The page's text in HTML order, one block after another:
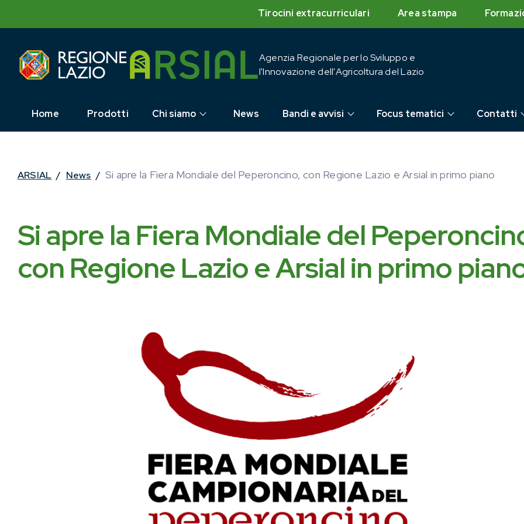
Tirocini extracurriculari Area stampa
Agenzia Regionale per lo Sviluppo e
l'Innovazione dell'Agricoltura del Lazio
Home Prodotti Chi siamo News Bandi e avvisi Focus tematici Contatti
ARSIAL / News / Si apre la Fiera Mondiale del Peperoncino, con Regione Lazio e Arsial in primo piano
Si apre la Fiera Mondiale del
con Regione Lazio e Arsial in primo